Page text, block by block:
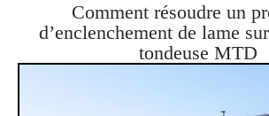
Comment résoudre un
d’enclenchement de lame
tondeuse MTD